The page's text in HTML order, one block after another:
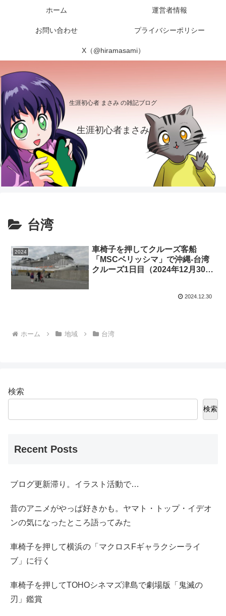
生涯初心者 まさみ の雑記ブログ
生涯初心者まさみ
ホーム 運営者情報
お問い合わせ プライバシーポリシー
X（@hiramasami）
台湾
2024
車椅子を押してクルーズ客船
「MSCベリッシマ」で沖縄-台湾
クルーズ1日目（2024年12月30
2024.12.30
ホーム 地域 台湾
検索
検索
Recent Posts
ブログ更新滞り。イラスト活動で…
昔のアニメがやっぱ好きかも。ヤマト・トップ・イデオ
ンの気になったところ語ってみた
車椅子を押して横浜の「マクロスFギャラクシーライ
ブ」に行く
車椅子を押してTOHOシネマズ津島で劇場版「鬼滅の
刃」鑑賞